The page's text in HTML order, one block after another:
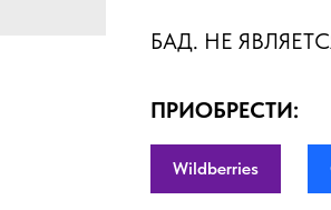
БАД. НЕ
ПРИОБРЕСТИ:
Wildberries